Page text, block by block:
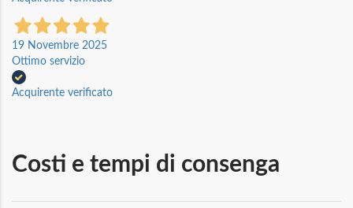
19 Novembre 2025
Ottimo servizio
Acquirente verificato
Costi e tempi di consenga